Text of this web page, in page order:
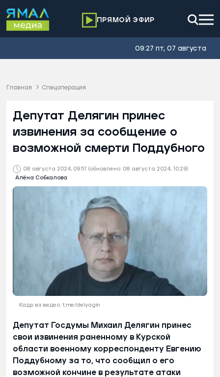
ПРЯМОЙ ЭФИР
09:27 пт, 07 августа
Главная Спецоперация
08 августа 2024, 09:51 (обновлено: 08 августа 2024, 10:29)
Алёна Собкалова
Депутат Делягин принес
извинения за сообщение о
возможной смерти Поддубного
Кадр из видео: t.me/delyagin
Депутат Госдумы Михаил Делягин принес
свои извинения раненному в Курской
области военному корреспонденту Евгению
Поддубному за то, что сообщил о его
возможной кончине в результате атаки